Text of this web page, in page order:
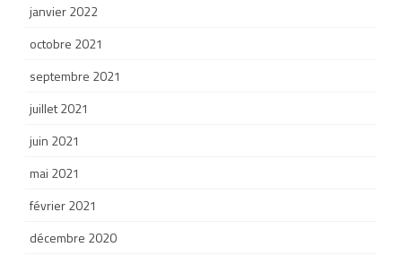
janvier 2022
octobre 2021
septembre 2021
juillet 2021
juin 2021
mai 2021
février 2021
décembre 2020